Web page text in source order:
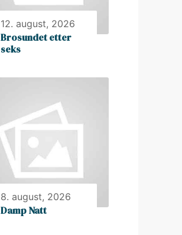
12. august, 2026
Brosundet etter
seks
8. august, 2026
Damp Natt